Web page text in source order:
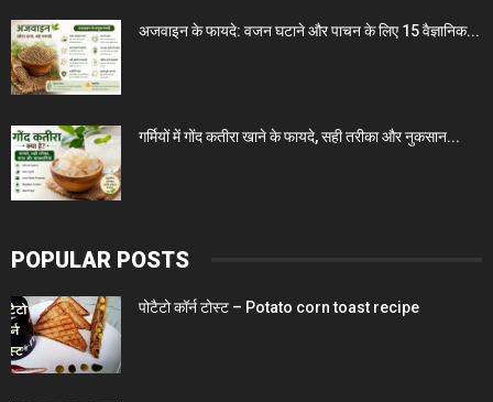
अजवाइन के फायदे: वजन घटाने और पाचन के लिए 15 वैज्ञानिक...
गर्मियों में गोंद कतीरा खाने के फायदे, सही तरीका और नुकसान...
POPULAR POSTS
पोटैटो कॉर्न टोस्ट – Potato corn toast recipe